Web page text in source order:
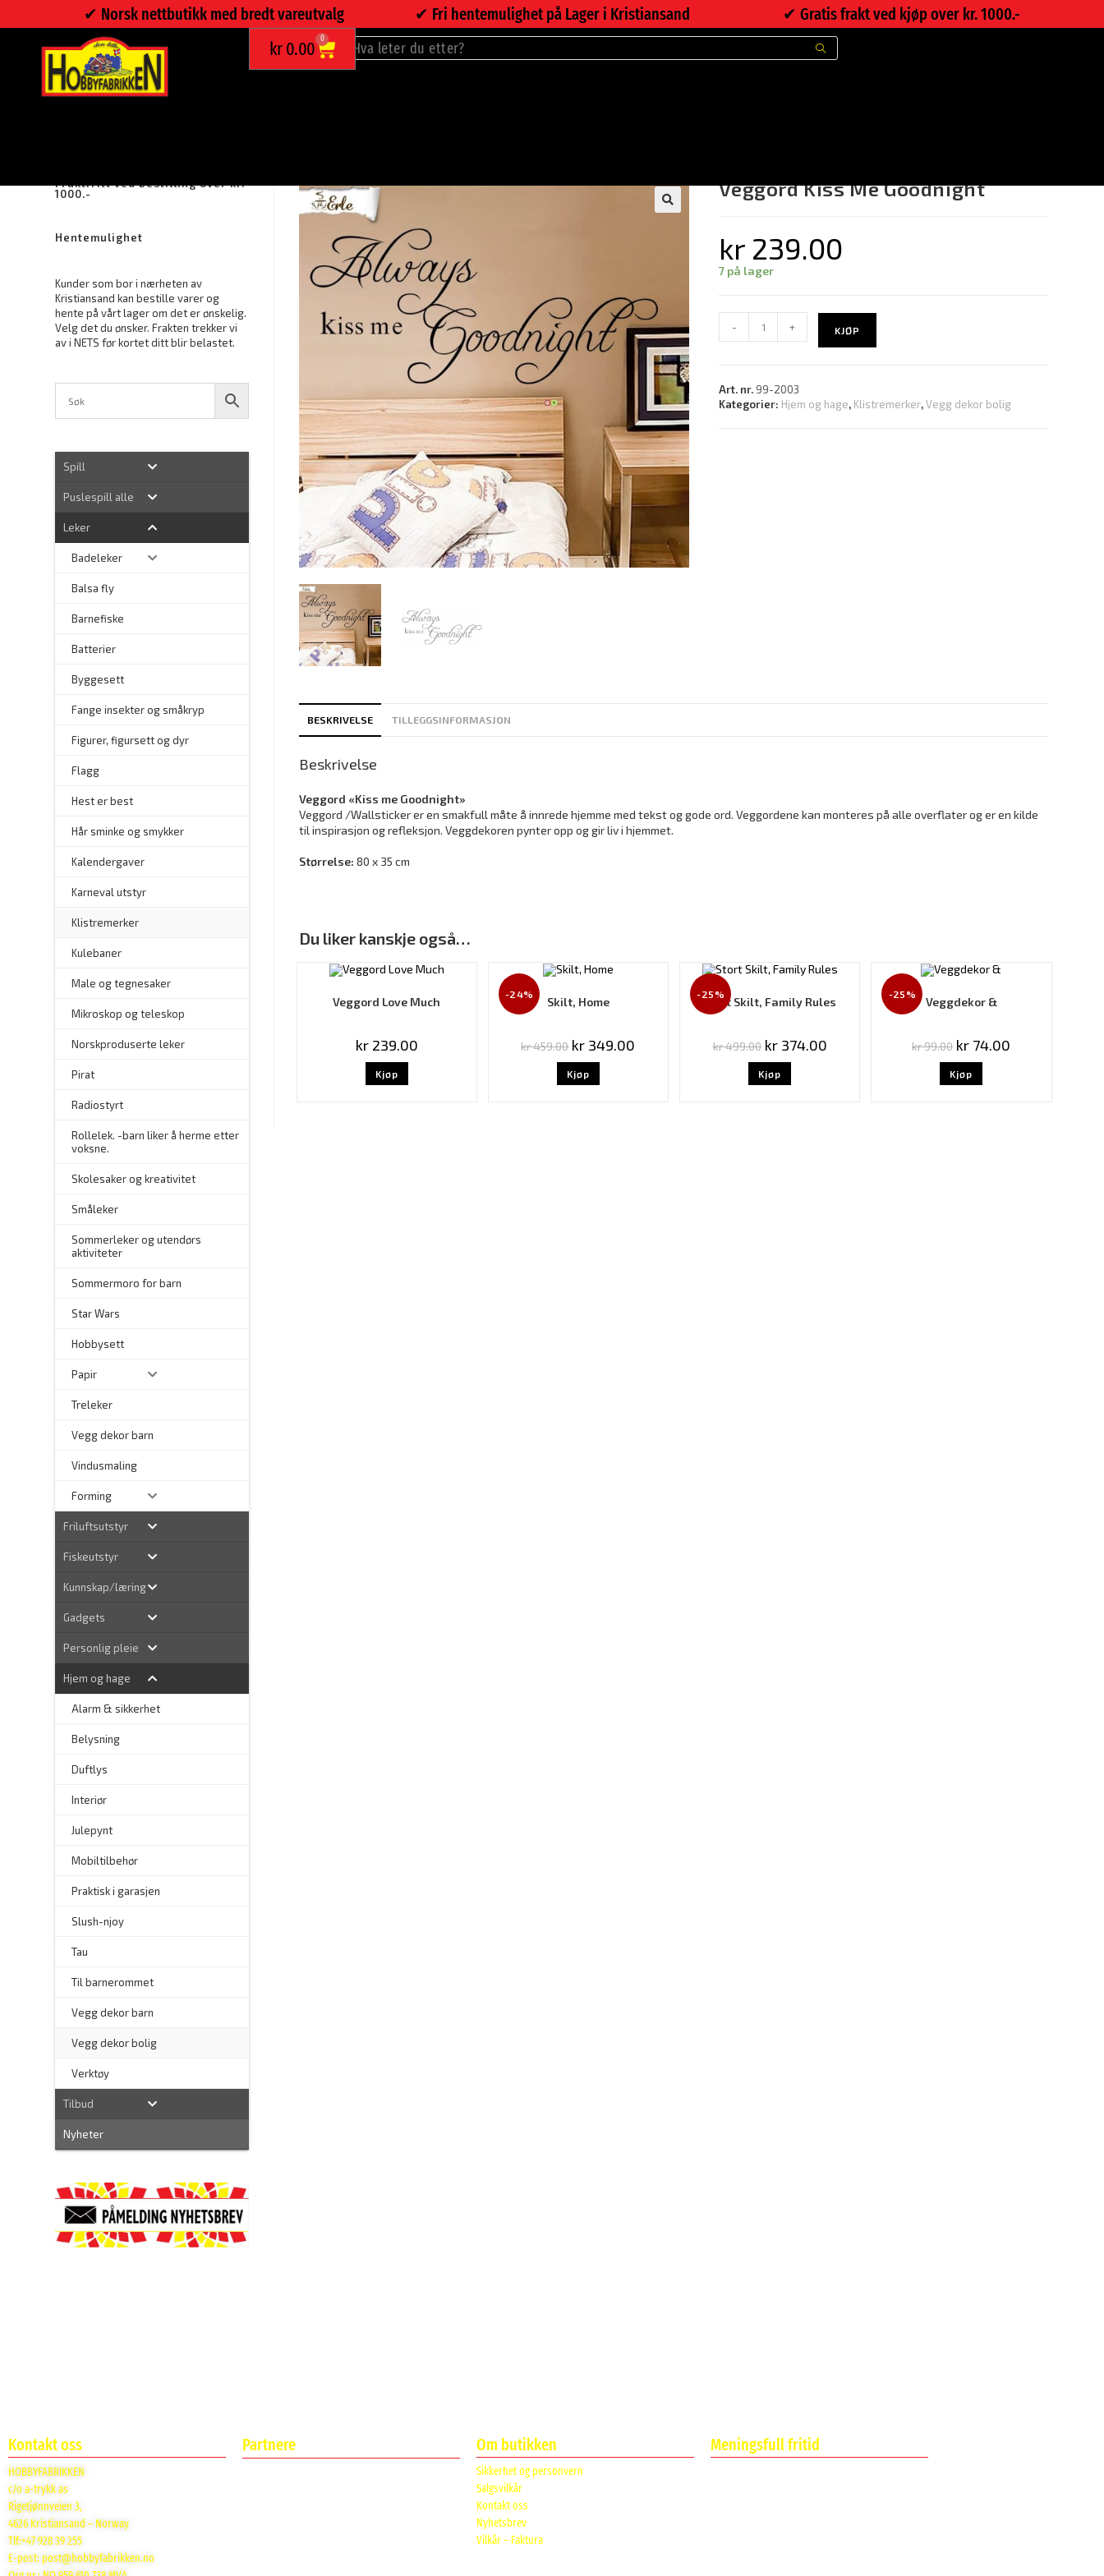
✔︎ Norsk nettbutikk med bredt vareutvalg ✔︎ Fri hentemulighet på Lager i Kristiansand ✔︎ Gratis frakt ved kjøp over kr. 1000.-
kr0.00 0
Veggord Kiss Me Goodnight
kr 239.00
7 på lager
- + KJØP
Art. nr. 99-2003
Kategorier: Hjem og hage, Klistremerker,Vegg dekor bolig
BESKRIVELSE TILLEGGSINFORMASJON
Beskrivelse
Veggord «Kiss me Goodnight»
Veggord /Wallsticker er en smakfull måte å innrede hjemme med tekst og gode ord. Veggordene kan monteres på alle overflater og er en kilde
til inspirasjon og refleksjon. Veggdekoren pynter opp og gir liv i hjemmet.
Størrelse: 80 x 35 cm
Du liker kanskje også…
Veggord Love Much
kr239.00
Kjøp
-24%
Skilt, Home
kr459.00 kr 349.00
Kjøp
-25%
Stort Skilt, Family Rules
kr499.00 kr374.00
Kjøp
-25%
Veggdekor &
kr99.00 kr 74.00
Kjøp
Fraktfritt ved bestilling over kr.
1000.-
Hentemulighet
Kunder som bor i nærheten av
Kristiansand kan bestille varer og
hente på vårt lager om det er ønskelig.
Velg det du ønsker. Frakten trekker vi
av i NETS før kortet ditt blir belastet.
Spill
Puslespill alle
Leker
Badeleker
Balsa fly
Barnefiske
Batterier
Byggesett
Fange insekter og småkryp
Figurer, figursett og dyr
Flagg
Hest er best
Hår sminke og smykker
Kalendergaver
Karneval utstyr
Klistremerker
Kulebaner
Male og tegnesaker
Mikroskop og teleskop
Norskproduserte leker
Pirat
Radiostyrt
Rollelek. -barn liker å herme etter
voksne.
Skolesaker og kreativitet
Småleker
Sommerleker og utendørs
aktiviteter
Sommermoro for barn
Star Wars
Hobbysett
Papir
Treleker
Vegg dekor barn
Vindusmaling
Forming
Friluftsutstyr
Fiskeutstyr
Kunnskap/læring
Gadgets
Personlig pleie
Hjem og hage
Alarm & sikkerhet
Belysning
Duftlys
Interiør
Julepynt
Mobiltilbehør
Praktisk i garasjen
Slush-njoy
Tau
Til barnerommet
Vegg dekor barn
Vegg dekor bolig
Verktøy
Tilbud
Nyheter
Kontakt oss
HOBBYFABRIKKEN
c/o a-trykk as
Rigetjønnveien 3,
4626 Kristiansand – Norway
Tlf:+47 928 39 255
E-post: post@hobbyfabrikken.no
Partnere Om butikken
Sikkerhet og personvern
Salgsvilkår
Kontakt oss
Nyhetsbrev
Vilkår – Faktura
Meningsfull fritid